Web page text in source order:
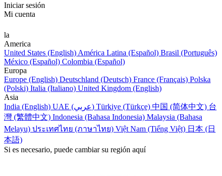
Iniciar sesión
Mi cuenta
la
America
United States (English) América Latina (Español) Brasil (Português)
México (Español) Colombia (Español)
Europa
Europe (English) Deutschland (Deutsch) France (Français) Polska
(Polski) Italia (Italiano) United Kingdom (English)
Asia
India (English)
UAE (عربي) Türkiye (Türkçe) 中国 (简体中文) 台
灣 (繁體中文) Indonesia (Bahasa Indonesia) Malaysia (Bahasa
Melayu) ประเทศไทย (ภาษาไทย) Việt Nam (Tiếng Việt) 日本 (日
本語)
Si es necesario, puede cambiar su región aquí